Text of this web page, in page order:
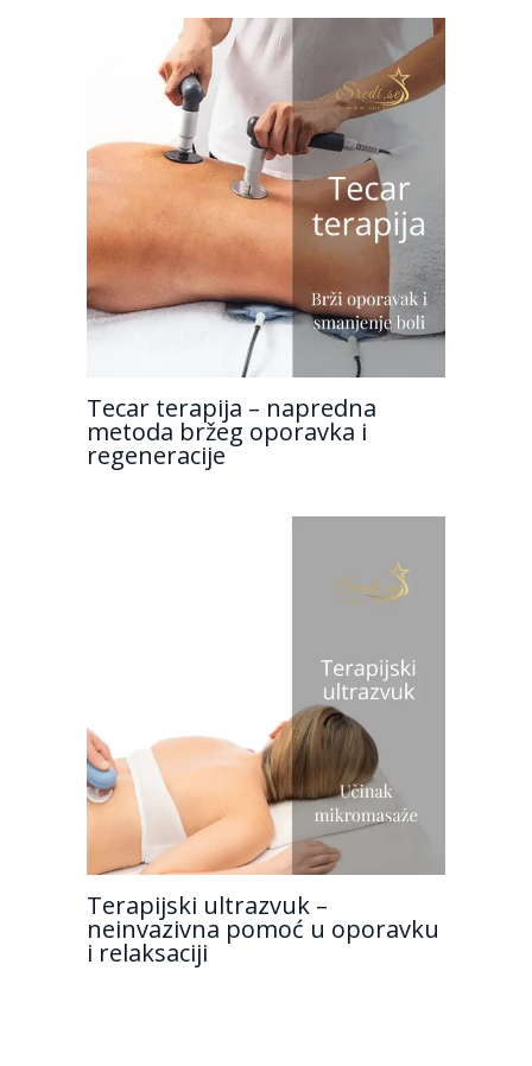
Tecar terapija – napredna
metoda bržeg oporavka i
regeneracije
Terapijski ultrazvuk –
neinvazivna pomoć u oporavku
i relaksaciji